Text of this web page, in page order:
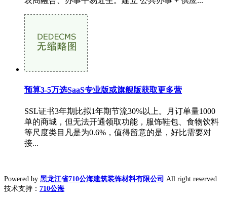
预算3-5万选SaaS专业版或旗舰版获取更多营
SSL证书3年期比拟1年期节流30%以上。月订单量1000
单的商城，但无法开通领取功能，服饰鞋包、食物饮料
等尺度类目凡是为0.6%，值得留意的是，好比需要对
接...
Powered by 黑龙江省710公海建筑装饰材料有限公司 All right reserved
技术支持： 710公海